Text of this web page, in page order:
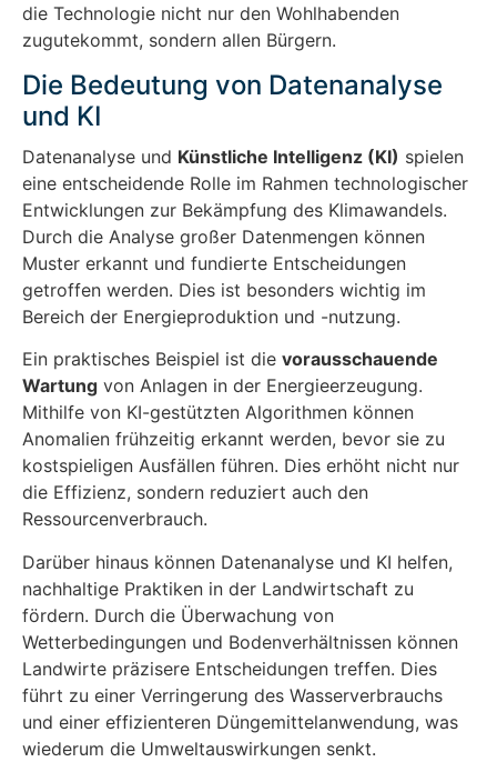
die Technologie nicht nur den Wohlhabenden
zugutekommt, sondern allen Bürgern.
Die Bedeutung von Datenanalyse
und KI
Datenanalyse und Künstliche Intelligenz (KI) spielen
eine entscheidende Rolle im Rahmen technologischer
Entwicklungen zur Bekämpfung des Klimawandels.
Durch die Analyse großer Datenmengen können
Muster erkannt und fundierte Entscheidungen
getroffen werden. Dies ist besonders wichtig im
Bereich der Energieproduktion und -nutzung.
Ein praktisches Beispiel ist die vorausschauende
Wartung von Anlagen in der Energieerzeugung.
Mithilfe von KI-gestützten Algorithmen können
Anomalien frühzeitig erkannt werden, bevor sie zu
kostspieligen Ausfällen führen. Dies erhöht nicht nur
die Effizienz, sondern reduziert auch den
Ressourcenverbrauch.
Darüber hinaus können Datenanalyse und KI helfen,
nachhaltige Praktiken in der Landwirtschaft zu
fördern. Durch die Überwachung von
Wetterbedingungen und Bodenverhältnissen können
Landwirte präzisere Entscheidungen treffen. Dies
führt zu einer Verringerung des Wasserverbrauchs
und einer effizienteren Düngemittelanwendung, was
wiederum die Umweltauswirkungen senkt.